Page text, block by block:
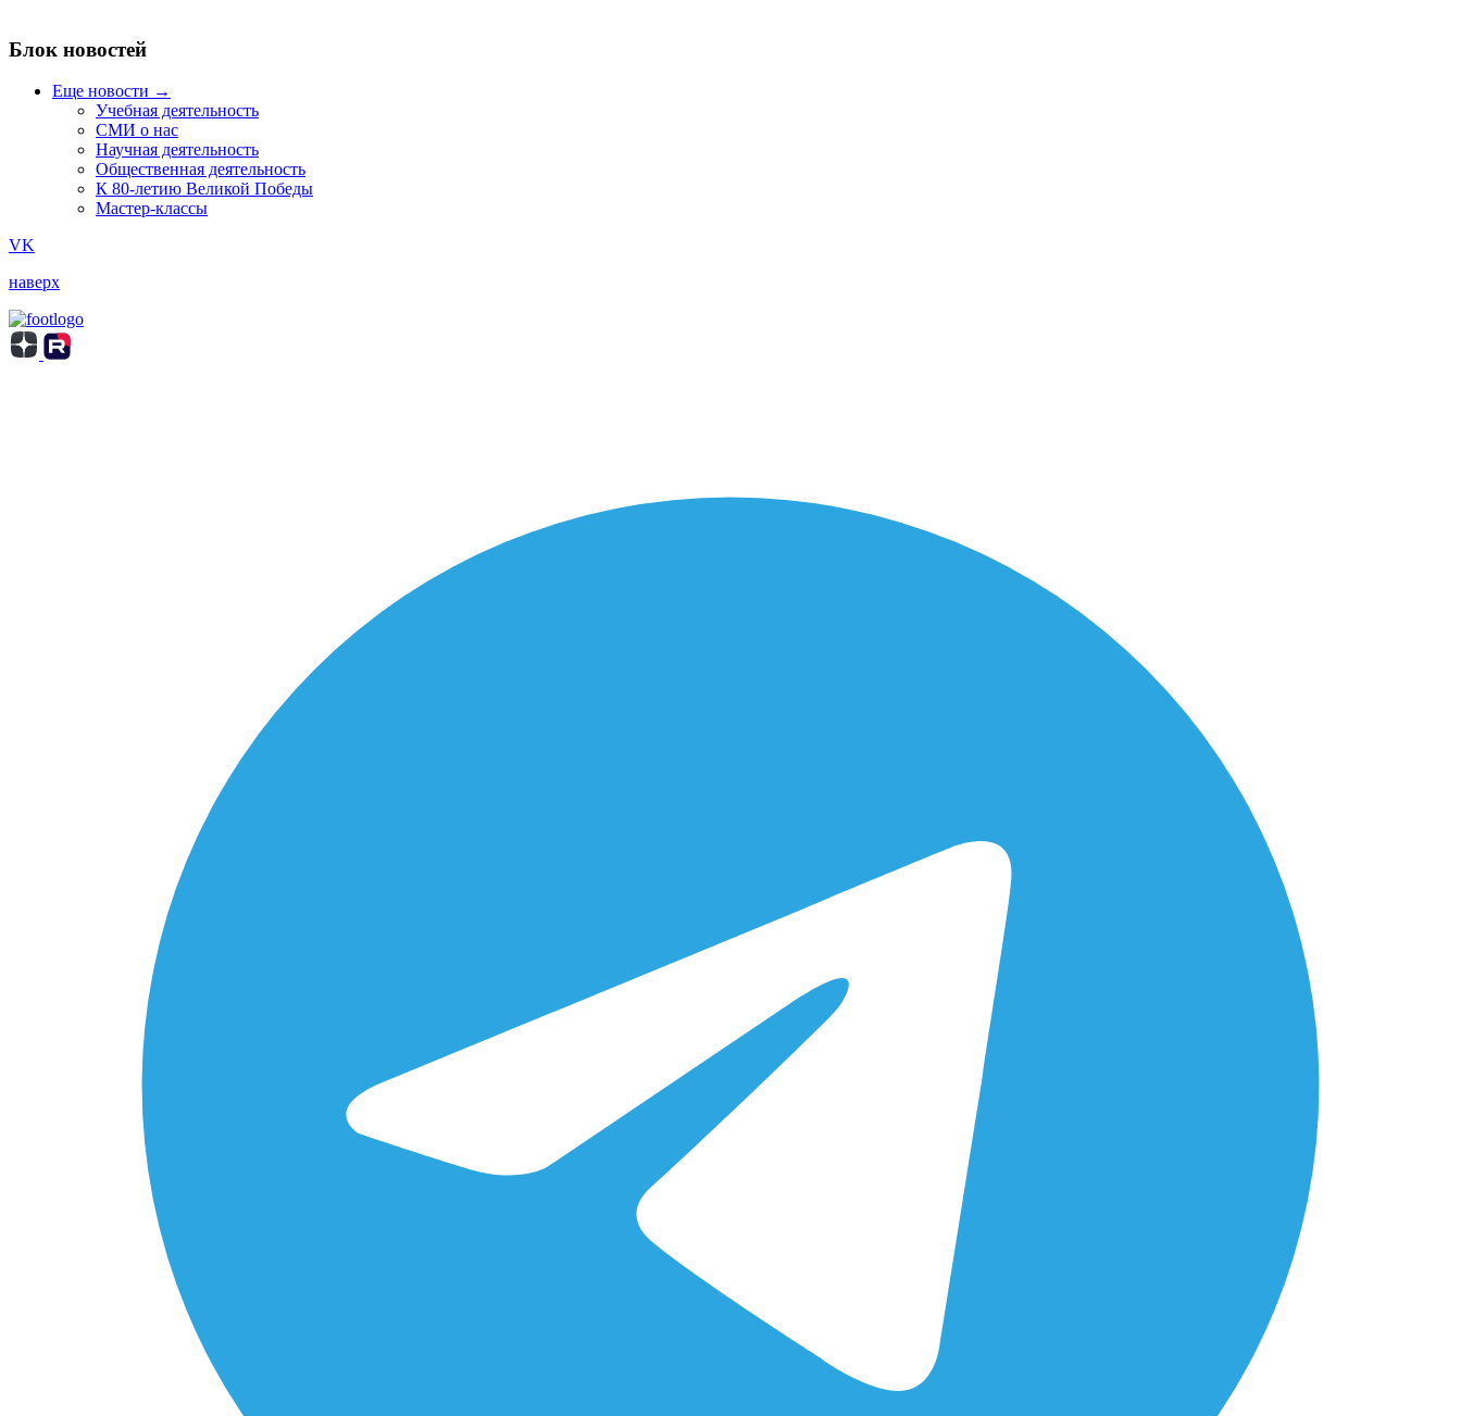
Блок новостей
Еще новости →
Учебная деятельность
СМИ о нас
Научная деятельность
Общественная деятельность
К 80-летию Великой Победы
Мастер-классы
VK
наверх